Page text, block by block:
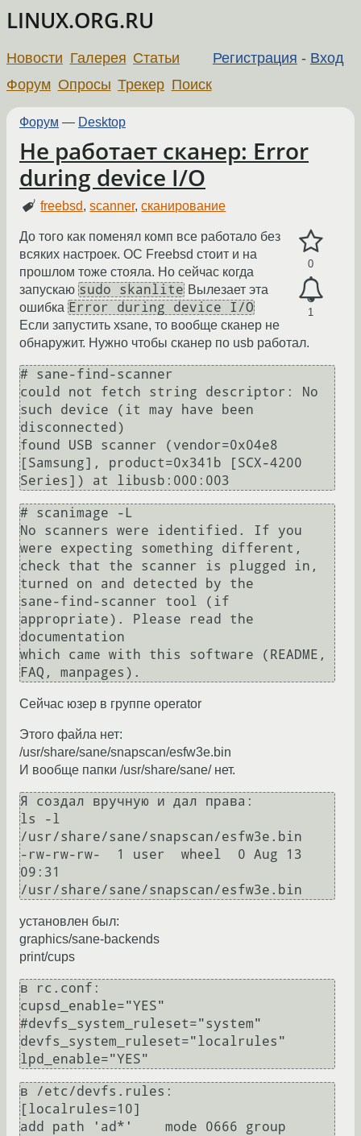
LINUX.ORG.RU
Регистрация - Вход
Новости Галерея Статьи
Форум Опросы Трекер Поиск
Форум — Desktop
Не работает сканер: Error
during device I/O
freebsd,scanner,сканирование
0
1
До того как поменял комп все работало без
всяких настроек. ОС Freebsd стоит и на
прошлом тоже стояла. Но сейчас когда
запускаю sudo skanlite Вылезает эта
ошибка Error during device I/O
Если запустить xsane, то вообще сканер не
обнаружит. Нужно чтобы сканер по usb работал.
# sane-find-scanner
could not fetch string descriptor: No
such device (it may have been
disconnected)
found USB scanner (vendor=0x04e8
[Samsung], product=0x341b [SCX-4200
# scanimage -L
No scanners were identified. If you
were expecting something different,
check that the scanner is plugged in,
turned on and detected by the
sane-find-scanner tool (if
appropriate). Please read the
documentation
which came with this software (README,
Сейчас юзер в группе operator
Этого файла нет:
/usr/share/sane/snapscan/esfw3e.bin
И вообще папки /usr/share/sane/ нет.
Я создал вручную и дал права:
ls -l
/usr/share/sane/snapscan/esfw3e.bin
-rw-rw-rw-  1 user  wheel  0 Aug 13
09:31
установлен был:
graphics/sane-backends
print/cups
в rc.conf:
cupsd_enable="YES"
#devfs_system_ruleset="system"
devfs_system_ruleset="localrules"
в /etc/devfs.rules:
[localrules=10]
add path 'ad*'    mode 0666 group